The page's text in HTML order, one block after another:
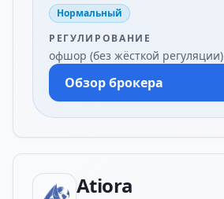
Нормальный
РЕГУЛИРОВАНИЕ
офшор (без жёсткой регуляции)
Обзор брокера
Atiora